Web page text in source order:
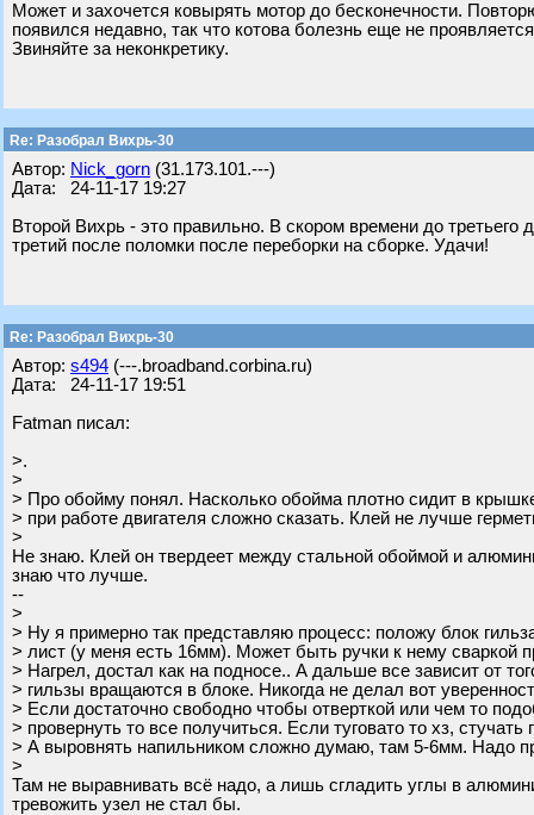
Может и захочется ковырять мотор до бесконечности.
появился недавно, так что котова болезнь еще не
Звиняйте за неконкретику.
Re: Разобрал Вихрь-30
Автор: Nick_gorn (31.173.101.---)
Дата: 24-11-17 19:27
Второй Вихрь - это правильно. В скором времени до
третий после поломки после переборки на сборке. Удачи!
Re: Разобрал Вихрь-30
Автор: s494 (---.broadband.corbina.ru)
Дата: 24-11-17 19:51
Fatman писал:
>.
>
> Про обойму понял. Насколько обойма плотно сидит в крышке
> при работе двигателя сложно сказать. Клей не лучше
>
Не знаю. Клей он твердеет между стальной обоймой и
знаю что лучше.
--
>
> Ну я примерно так представляю процесс: положу блок
> лист (у меня есть 16мм). Может быть ручки к нему сваркой
> Нагрел, достал как на подносе.. А дальше все зависит от
> гильзы вращаются в блоке. Никогда не делал вот
> Если достаточно свободно чтобы отверткой или чем то
> провернуть то все получиться. Если туговато то хз, стучать
> А выровнять напильником сложно думаю, там 5-6мм. Надо
>
Там не выравнивать всё надо, а лишь сгладить углы в
тревожить узел не стал бы.